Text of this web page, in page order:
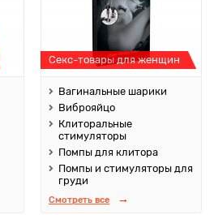
Секс-товары для женщин
Вагинальные шарики
Виброяйцо
Клиторальные
стимуляторы
Помпы для клитора
Помпы и стимуляторы для
груди
Смотреть все